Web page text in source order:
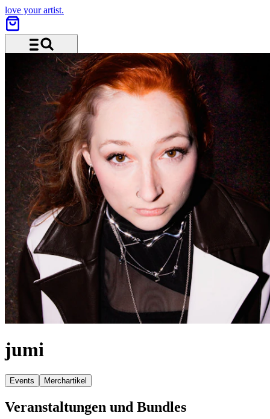
love your artist.
Menü und Suche
jumi
Events Merchartikel
Veranstaltungen und Bundles